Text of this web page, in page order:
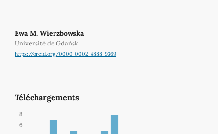
Ewa M. Wierzbowska
Université de Gdańsk
https://orcid.org/0000-0002-4888-9369
Téléchargements